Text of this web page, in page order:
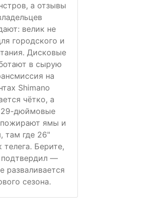
а отзывы
велик не
городского и
Дисковые
в сырую
на
Shimano
чётко, а
дюймовые
ямы и
там где 26"
телега. Берите,
—
разваливается
сезона.